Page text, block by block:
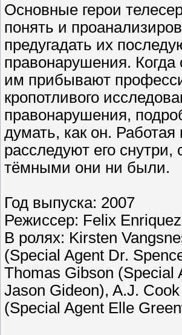
Основные герои
понять и
предугадать их
правонарушения.
им прибывают
кропотливого
правонарушения,
думать, как он.
расследуют его
тёмными они ни были.
Год выпуска: 2007
Режиссер: Felix
В ролях: Kirsten
(Special Agent Dr.
Thomas Gibson (Special
Jason Gideon), A.J.
(Special Agent Elle